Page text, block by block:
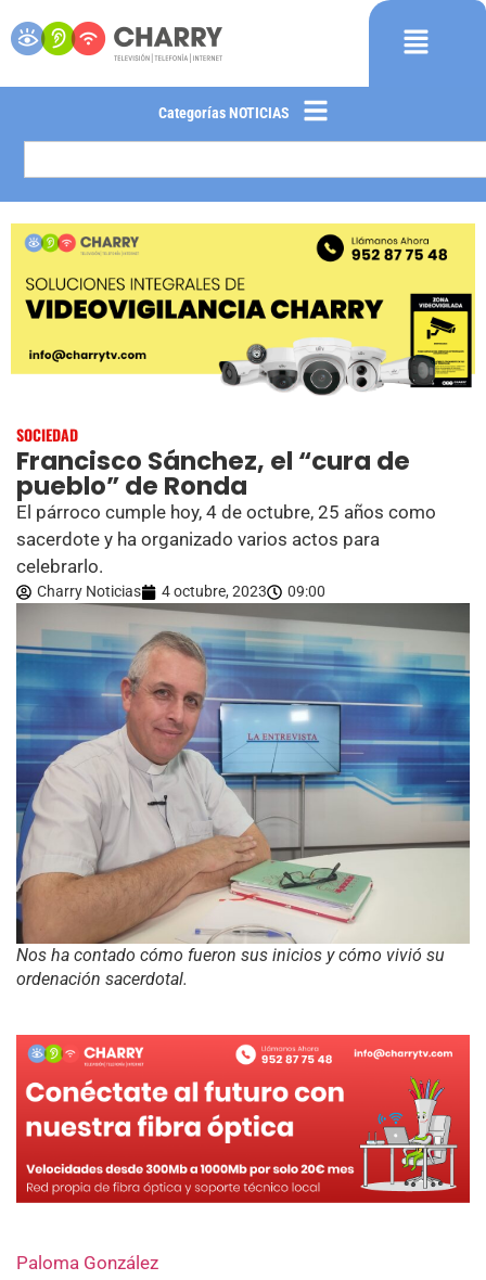
Categorías NOTICIAS
SOCIEDAD
Francisco Sánchez, el “cura de
pueblo” de Ronda
El párroco cumple hoy, 4 de octubre, 25 años como
sacerdote y ha organizado varios actos para
celebrarlo.
Charry Noticias 4 octubre, 2023 09:00
Nos ha contado cómo fueron sus inicios y cómo vivió su
ordenación sacerdotal.
Paloma González